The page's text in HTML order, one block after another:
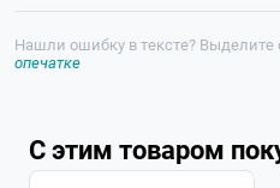
Нашли ошибку в тексте?
опечатке
С этим товаром